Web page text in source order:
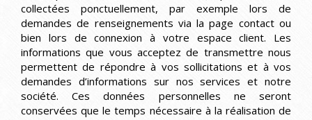
collectées ponctuellement, par exemple lors de
demandes de renseignements via la page contact ou
bien lors de connexion à votre espace client. Les
informations que vous acceptez de transmettre nous
permettent de répondre à vos sollicitations et à vos
demandes d’informations sur nos services et notre
société. Ces données personnelles ne seront
conservées que le temps nécessaire à la réalisation de